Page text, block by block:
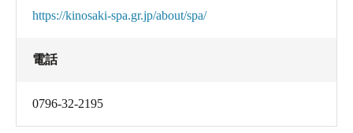
https://kinosaki-spa.gr.jp/about/spa/
電話
0796-32-2195